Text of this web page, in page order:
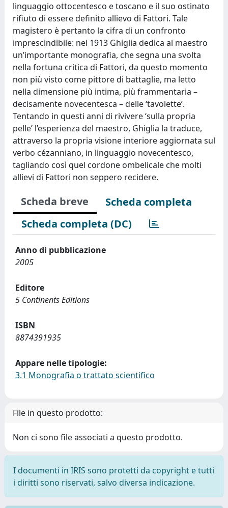
linguaggio ottocentesco e toscano e il suo ostinato
rifiuto di essere definito allievo di Fattori. Tale
magistero è pertanto la cifra di un confronto
imprescindibile: nel 1913 Ghiglia dedica al maestro
un’importante monografia, che segna una svolta
nella fortuna critica di Fattori, da questo momento
non più visto come pittore di battaglie, ma letto
nella dimensione più intima, più frammentaria –
decisamente novecentesca – delle ‘tavolette’.
Tentando in questi anni di rivivere ‘sulla propria
pelle’ l’esperienza del maestro, Ghiglia la traduce,
attraverso la propria visione interiore aggiornata sul
verbo cézanniano, in linguaggio novecentesco,
tagliando così quel cordone ombelicale che molti
allievi di Fattori non seppero recidere.
Scheda breve
Scheda completa
Scheda completa (DC)
Anno di pubblicazione
2005
Editore
5 Continents Editions
ISBN
8874391935
Appare nelle tipologie:
3.1 Monografia o trattato scientifico
File in questo prodotto:
Non ci sono file associati a questo prodotto.
I documenti in IRIS sono protetti da copyright e tutti
i diritti sono riservati, salvo diversa indicazione.